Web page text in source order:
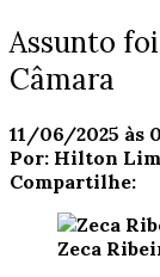
Assunto
Câmara
11/06/2025 às
Por: Hilton
Compartilhe:
Zeca